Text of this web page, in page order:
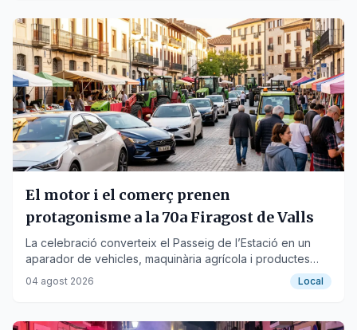
El motor i el comerç prenen
protagonisme a la 70a Firagost de Valls
La celebració converteix el Passeig de l’Estació en un
aparador de vehicles, maquinària agrícola i productes
comercials.
04 agost 2026 Local